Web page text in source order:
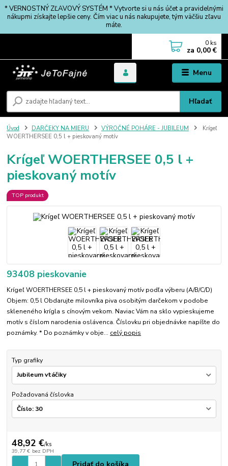
* VERNOSTNÝ ZĽAVOVÝ SYSTÉM * Vytvorte si u nás účet a pravidelnými
nákupmi získajte lepšie ceny. Čím viac u nás nakupujete, tým väčšiu zľavu
máte.
Menu
Hľadať
0 ks
za 0,00 €
Úvod DARČEKY NA MIERU VÝROČNÉ POHÁRE - JUBILEUM
Krígeľ
WOERTHERSEE 0,5 l + pieskovaný motív
Krígeľ WOERTHERSEE 0,5 l +
pieskovaný motív
TOP produkt
93408 pieskovanie
Krígeľ WOERTHERSEE 0,5 l + pieskovaný motív podľa výberu (A/B/C/D)
Objem: 0,5 l Obdarujte milovníka piva osobitým darčekom v podobe
skleneného krígla s cínovým vekom. Naviac Vám na sklo vypieskujeme
motív s číslom narodenia oslávenca. Číslovku pri objednávke napíšte do
poznámky. * Do poznámky v obje... celý popis
Typ grafiky
Požadovaná číslovka
48,92 €/ks
39,77 € bez DPH